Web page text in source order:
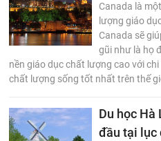
Canada là
lượng giáo
Canada sẽ
gũi như là họ
nền giáo dục chất lượng cao với
chất lượng sống tốt nhất trên thế
Du học Hà
đầu tại lục